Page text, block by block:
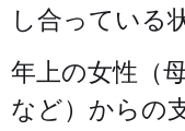
し合っている
年上の女性（
など）からの